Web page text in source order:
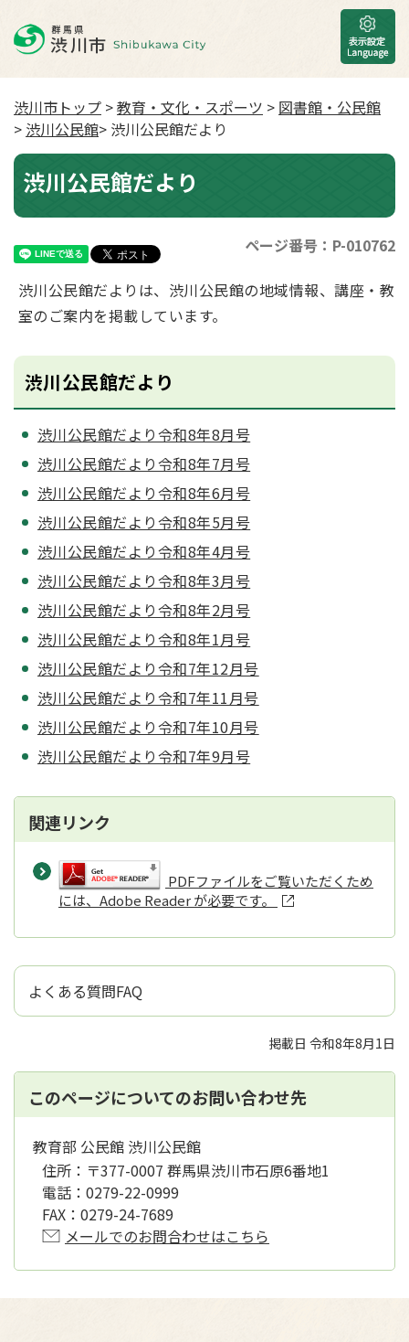
渋川市トップ >教育・文化・スポーツ > 図書館・公民館
> 渋川公民館> 渋川公民館だより
渋川公民館だより
ページ番号：P-010762
渋川公民館だよりは、渋川公民館の地域情報、講座・教
室のご案内を掲載しています。
渋川公民館だより
渋川公民館だより令和8年8月号
渋川公民館だより令和8年7月号
渋川公民館だより令和8年6月号
渋川公民館だより令和8年5月号
渋川公民館だより令和8年4月号
渋川公民館だより令和8年3月号
渋川公民館だより令和8年2月号
渋川公民館だより令和8年1月号
渋川公民館だより令和7年12月号
渋川公民館だより令和7年11月号
渋川公民館だより令和7年10月号
渋川公民館だより令和7年9月号
関連リンク
PDFファイルをご覧いただくため
には、Adobe Reader が必要です。
よくある質問FAQ
掲載日 令和8年8月1日
このページについてのお問い合わせ先
教育部 公民館 渋川公民館
住所： 〒377-0007 群馬県渋川市石原6番地1
電話： 0279-22-0999
FAX： 0279-24-7689
メールでのお問合わせはこちら